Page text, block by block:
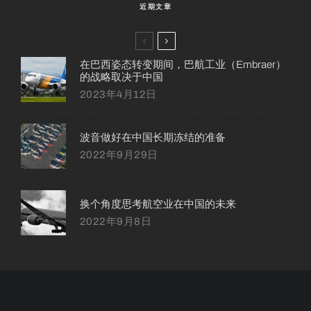
近期文章
在巴西姿态转变期间，巴航工业（Embraer）
的战略取决于中国
2023年4月12日
波音做好在中国长期冻结的准备
2022年9月29日
换个角度思考航空业在中国的未来
2022年9月8日